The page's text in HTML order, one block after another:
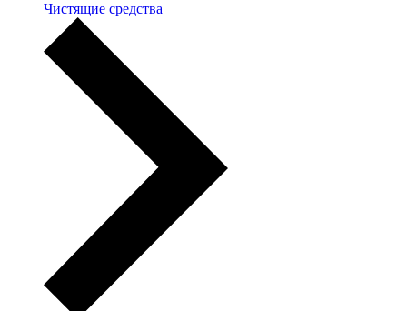
Чистящие средства